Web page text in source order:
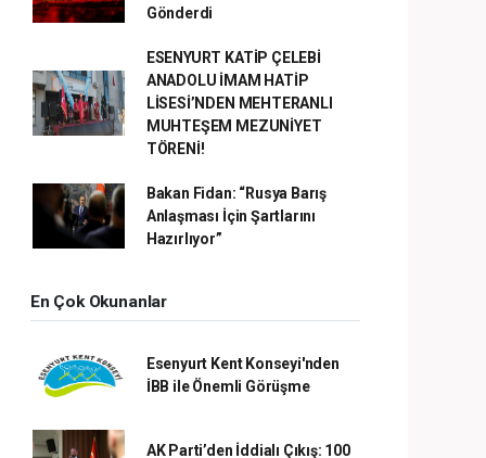
Gönderdi
ESENYURT KATİP ÇELEBİ
ANADOLU İMAM HATİP
LİSESİ’NDEN MEHTERANLI
MUHTEŞEM MEZUNİYET
TÖRENİ!
Bakan Fidan: “Rusya Barış
Anlaşması İçin Şartlarını
Hazırlıyor”
En Çok Okunanlar
Esenyurt Kent Konseyi'nden
İBB ile Önemli Görüşme
AK Parti’den İddialı Çıkış: 100